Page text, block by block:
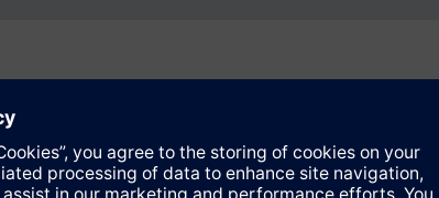
100 N pro ventily se zdvihem 1,2..6,5 mm